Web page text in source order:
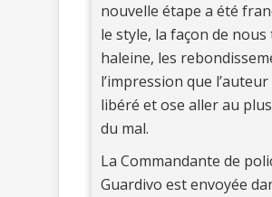
nouvelle étape a été
le style, la façon de
haleine, les
l’impression que l’auteur
libéré et ose aller au
du mal.
La Commandante de
Guardivo est envoyée